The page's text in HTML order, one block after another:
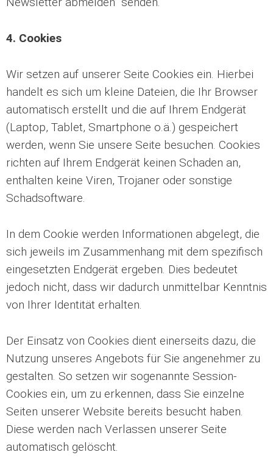
4. Cookies
Wir setzen auf unserer Seite Cookies ein. Hierbei
handelt es sich um kleine Dateien, die Ihr Browser
automatisch erstellt und die auf Ihrem Endgerät
(Laptop, Tablet, Smartphone o.ä.) gespeichert
werden, wenn Sie unsere Seite besuchen. Cookies
richten auf Ihrem Endgerät keinen Schaden an,
enthalten keine Viren, Trojaner oder sonstige
Schadsoftware.
In dem Cookie werden Informationen abgelegt, die
sich jeweils im Zusammenhang mit dem spezifisch
eingesetzten Endgerät ergeben. Dies bedeutet
jedoch nicht, dass wir dadurch unmittelbar Kenntnis
von Ihrer Identität erhalten.
Der Einsatz von Cookies dient einerseits dazu, die
Nutzung unseres Angebots für Sie angenehmer zu
gestalten. So setzen wir sogenannte Session-
Cookies ein, um zu erkennen, dass Sie einzelne
Seiten unserer Website bereits besucht haben.
Diese werden nach Verlassen unserer Seite
automatisch gelöscht.